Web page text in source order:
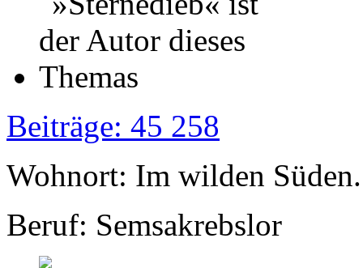
Beiträge: 45 258
Wohnort: Im wilden
Beruf: Semsakrebslor